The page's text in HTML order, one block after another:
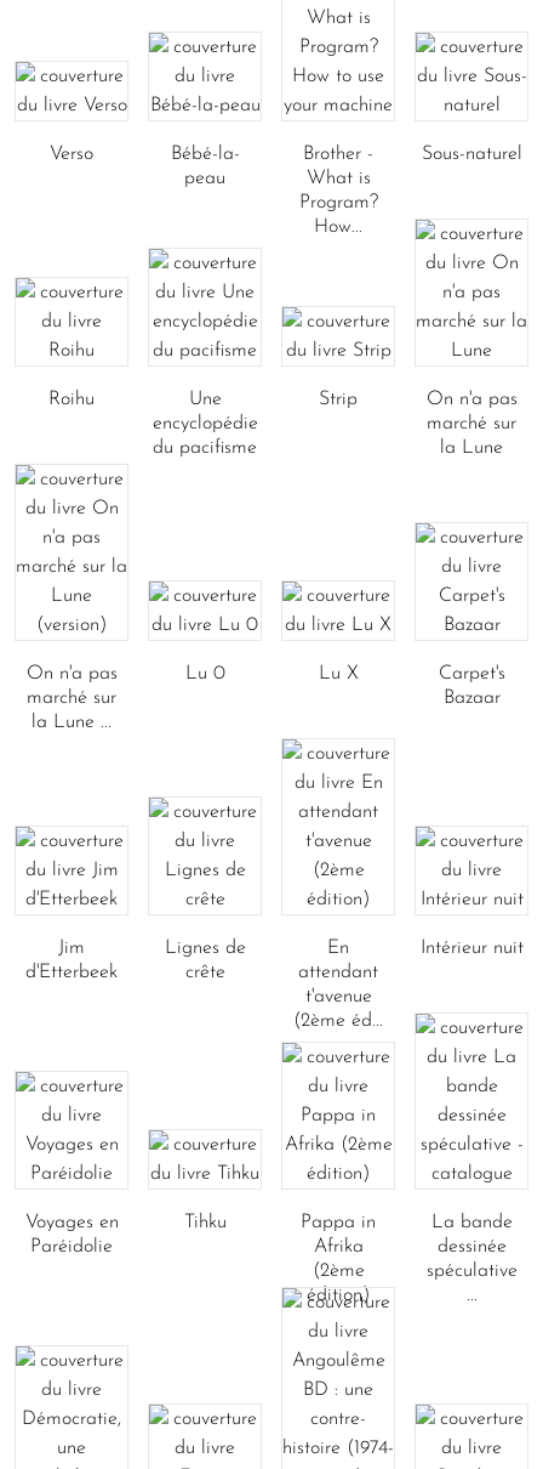
Verso
Bébé-la-
peau
Brother -
What is
Program?
How...
Sous-naturel
Roihu
Une
encyclopédie
du pacifisme
Strip
On n'a pas
marché sur
la Lune
On n'a pas
marché sur
la Lune ...
Lu 0 Lu X
Carpet's
Bazaar
Jim
d'Etterbeek
Lignes de
crête
En
attendant
t'avenue
(2ème éd...
Intérieur nuit
Voyages en
Paréidolie
Tihku
Pappa in
Afrika
(2ème
édition)
La bande
dessinée
spéculative
...